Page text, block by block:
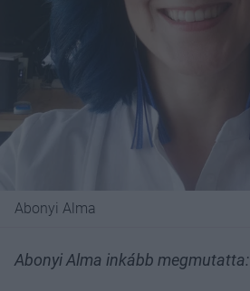
Abonyi Alma
Abonyi Alma inkább megmutatta: